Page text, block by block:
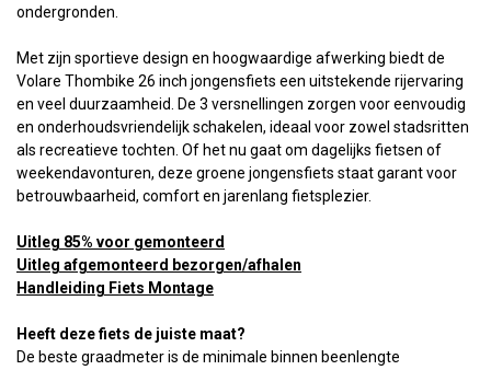
ondergronden.
Met zijn sportieve design en hoogwaardige afwerking biedt de
Volare Thombike 26 inch jongensfiets een uitstekende rijervaring
en veel duurzaamheid. De 3 versnellingen zorgen voor eenvoudig
en onderhoudsvriendelijk schakelen, ideaal voor zowel stadsritten
als recreatieve tochten. Of het nu gaat om dagelijks fietsen of
weekendavonturen, deze groene jongensfiets staat garant voor
betrouwbaarheid, comfort en jarenlang fietsplezier.
Uitleg 85% voor gemonteerd
Uitleg afgemonteerd bezorgen/afhalen
Handleiding Fiets Montage
Heeft deze fiets de juiste maat?
De beste graadmeter is de minimale binnen beenlengte